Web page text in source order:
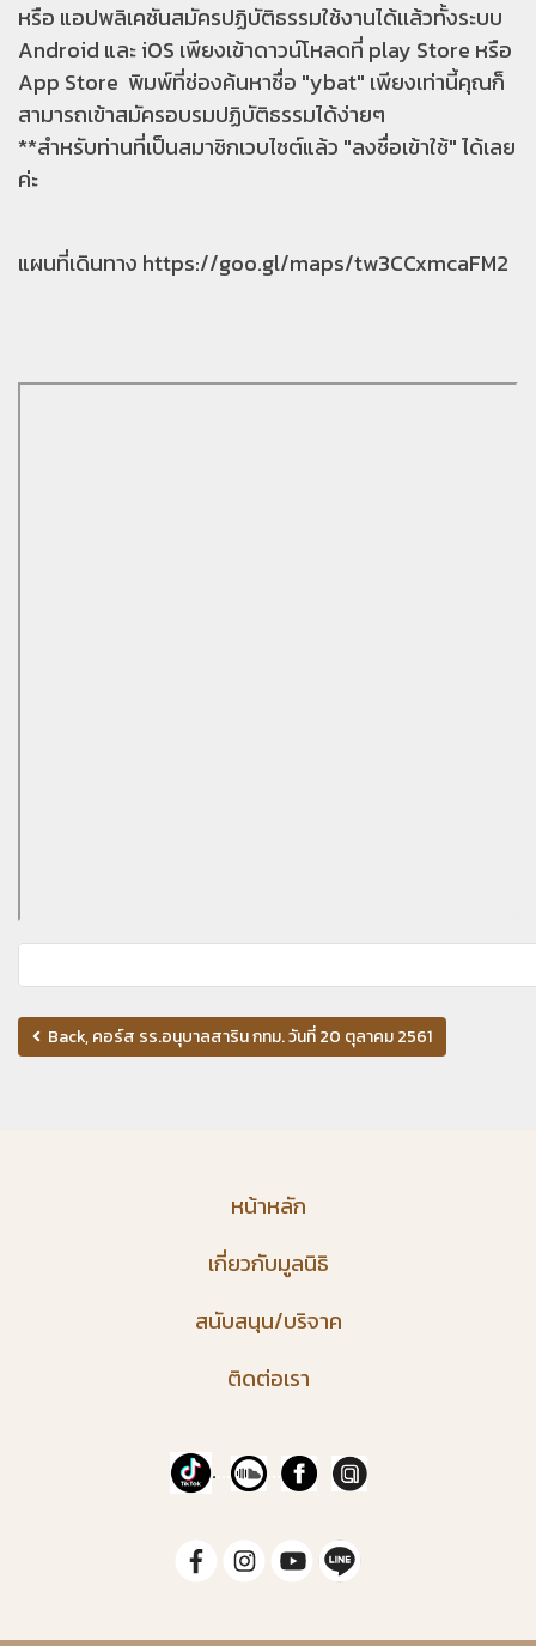
หรือ แอปพลิเคชันสมัครปฏิบัติธรรมใช้งานได้เเล้วทั้งระบบ
Android และ iOS เพียงเข้าดาวน์โหลดที่ play Store หรือ
App Store พิมพ์ที่ช่องค้นหาชื่อ "ybat" เพียงเท่านี้คุณก็
สามารถเข้าสมัครอบรมปฏิบัติธรรมได้ง่ายๆ
**สำหรับท่านที่เป็นสมาชิกเวบไซต์แล้ว "ลงชื่อเข้าใช้" ได้เลย
ค่ะ
แผนที่เดินทาง https://goo.gl/maps/tw3CCxmcaFM2
Back, คอร์ส รร.อนุบาลสาริน กทม. วันที่ 20 ตุลาคม 2561
หน้าหลัก
เกี่ยวกับมูลนิธิ
สนับสนุน/บริจาค
ติดต่อเรา
. ...